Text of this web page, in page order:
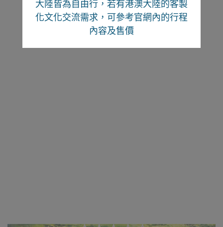
大陸皆為自由行，若有港澳大陸的客製
化文化交流需求，可參考官網內的行程
內容及售價